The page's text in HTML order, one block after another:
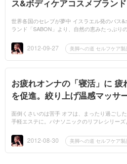
ス&ボディケアコスメブラン
れた脚をセルフケア
世界各国のセレブが夢中 イスラエル発のバス
ランド「SABON」より、自然の恵みたっぷり
コスメブランド「SA...
2012-09-27 美脚への道 セルフケア製
お疲れオンナの「寝活」に 疲
を促進。絞り上げ温感マッサ
面倒くさいのは苦手 オフは、まったり過ごし
手軽エステに。パナソニックのリフレシリーズ
A33が新登場しまし...
2012-08-30 美脚への道 セルフケア製